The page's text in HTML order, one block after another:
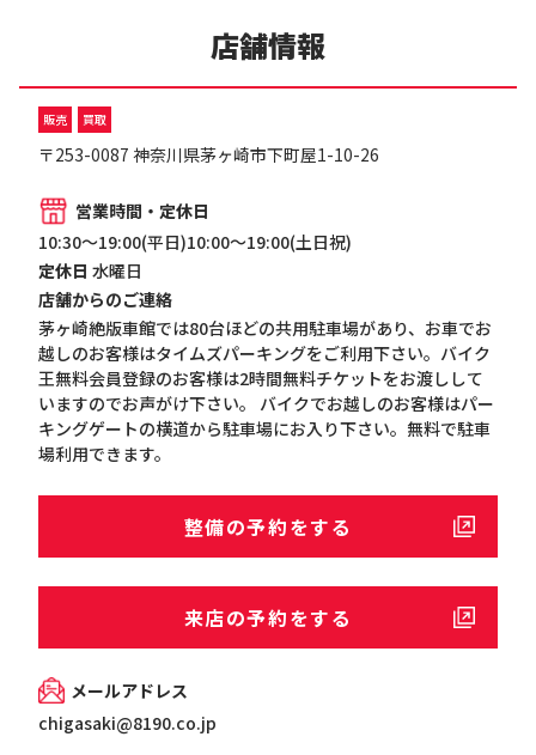
店舗情報
販売 買取
〒253-0087 神奈川県茅ヶ崎市下町屋1-10-26
営業時間・定休日
10:30～19:00(平日)10:00～19:00(土日祝)
定休日 水曜日
店舗からのご連絡
茅ヶ崎絶版車館では80台ほどの共用駐車場があり、お車でお
越しのお客様はタイムズパーキングをご利用下さい。バイク
王無料会員登録のお客様は2時間無料チケットをお渡しして
いますのでお声がけ下さい。 バイクでお越しのお客様はパー
キングゲートの横道から駐車場にお入り下さい。無料で駐車
場利用できます。
整備の予約をする
来店の予約をする
メールアドレス
chigasaki@8190.co.jp